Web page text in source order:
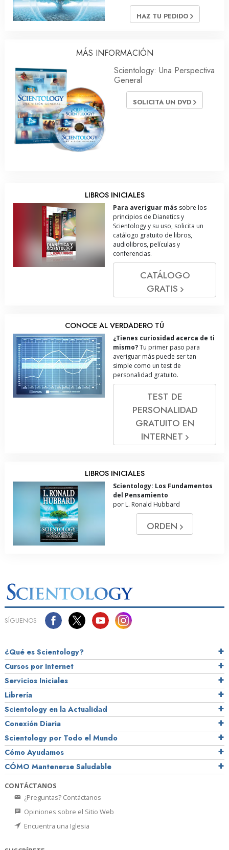
HAZ TU PEDIDO
MÁS INFORMACIÓN
Scientology: Una Perspectiva
General
SOLICITA UN DVD
LIBROS INICIALES
Para averiguar más sobre los
principios de Dianetics y
Scientology y su uso, solicita un
catálogo gratuito de libros,
audiolibros, películas y
conferencias.
CATÁLOGO
GRATIS
CONOCE AL VERDADERO TÚ
¿Tienes curiosidad acerca de ti
mismo?Tu primer paso para
averiguar más puede ser tan
simple como un test de
personalidad gratuito.
TEST DE
PERSONALIDAD
GRATUITO EN
INTERNET
LIBROS INICIALES
Scientology: Los Fundamentos
del Pensamiento
por L. Ronald Hubbard
ORDEN
SÍGUENOS
¿Qué es Scientology?
Cursos por Internet
Servicios Iniciales
Librería
Scientology en la Actualidad
Conexión Diaria
Scientology por Todo el Mundo
Cómo Ayudamos
CÓMO Mantenerse Saludable
CONTÁCTANOS
¿Preguntas? Contáctanos
Opiniones sobre el Sitio Web
Encuentra una Iglesia